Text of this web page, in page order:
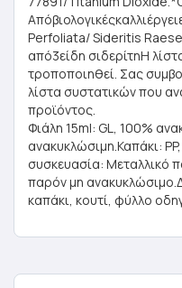
Perfoliata/ Sideritis
από3είδη σιδερίτηΗ
τροποποιηθεί. Σας
λίστα συστατικών που
προϊόντος.
Φιάλη 15ml: GL, 100%
ανακυκλώσιμη.Καπάκι:
συσκευασία: Mεταλλικό
παρόν μη
καπάκι, κουτί, φύλλο